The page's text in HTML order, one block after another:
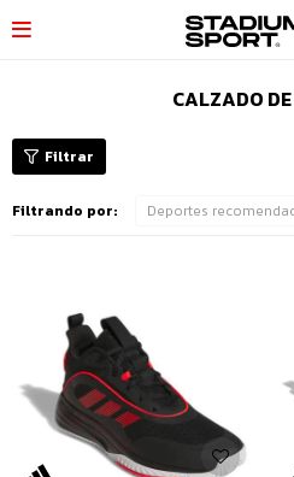

CALZADO
Filtrando por: Deportes